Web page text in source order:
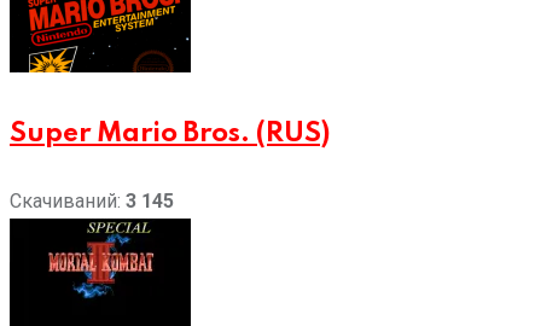
Super Mario Bros. (RUS)
Скачиваний: 3 145